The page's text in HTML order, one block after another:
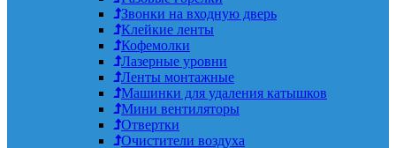
Звонки на входную дверь
Клейкие ленты
Кофемолки
Лазерные уровни
Ленты монтажные
Машинки для удаления катышков
Мини вентиляторы
Отвертки
Очистители воздуха